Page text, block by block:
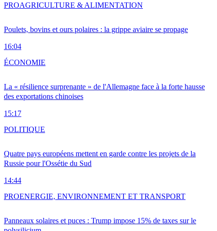
Poulets, bovins et ours polaires : la grippe aviaire se propage
16:04
PROAGRICULTURE & ALIMENTATION
La « résilience surprenante » de l'Allemagne face à la forte hausse
des exportations chinoises
15:17
ÉCONOMIE
Quatre pays européens mettent en garde contre les projets de la
Russie pour l'Ossétie du Sud
14:44
POLITIQUE
Panneaux solaires et puces : Trump impose 15% de taxes sur le
PROENERGIE, ENVIRONNEMENT ET TRANSPORT